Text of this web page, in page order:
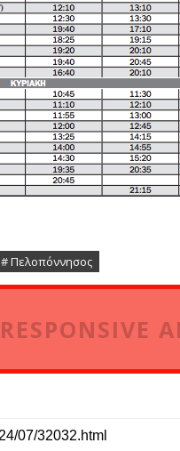
# Πελοπόννησος
RESPONSIVE